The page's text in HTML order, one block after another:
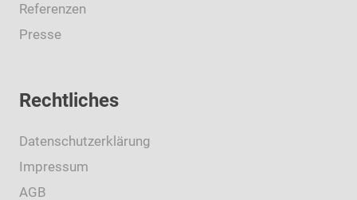
Referenzen
Presse
Rechtliches
Datenschutzerklärung
Impressum
AGB